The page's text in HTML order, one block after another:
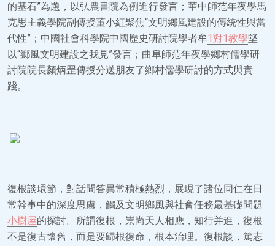
的基石”為題，以弘農書院為例進行發言；華中師范年夜學馬
克思主義學院副傳授董小紅聚焦“文明鄉風建設的傳統性與當
代性”；中國社會科學院中國歷史研討院學者牟1對1教學堅
以“鄉風文明建設之我見”發言；曲阜師范年夜學鄉村儒學研
討院院長顏炳罡傳授分送朋友了鄉村儒學研討的方式與實
踐。
復根談環節，對話問答異常積極熱烈，展現了諸位同仁在日
常幹事中的深度思慮，觸及文明鄉風與社會任務最基礎問題
小樹屋的探討。所謂復根，崇尚天人相應，知行并進，復根
不是復古懷舊，而是要歸根復命，根本治理。復根談，篤志